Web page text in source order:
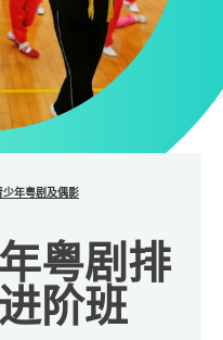
年粤剧及偶影
粤剧排
阶班